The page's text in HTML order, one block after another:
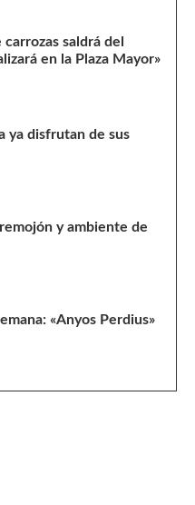
saldrá del
en la Plaza Mayor»
ya disfrutan de sus
y ambiente de
«Anyos Perdius»